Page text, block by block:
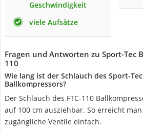
Geschwindigkeit
viele Aufsätze
Fragen und Antworten zu Sport-Tec
110
Wie lang ist der Schlauch des Sport-Tec
Ballkompressors?
Der Schlauch des FTC-110
auf 100 cm ausziehbar. So erreicht
zugängliche Ventile einfach.